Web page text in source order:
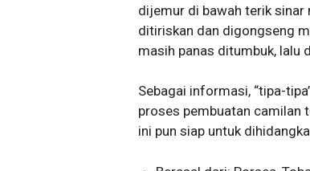
dijemur di bawah terik sinar
ditiriskan dan digongseng
masih panas ditumbuk, lalu
Sebagai informasi, “tipa-
proses pembuatan camilan
ini pun siap untuk